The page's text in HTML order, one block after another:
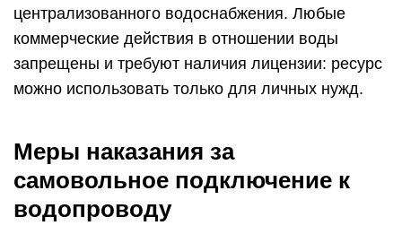
централизованного водоснабжения. Любые
коммерческие действия в отношении воды
запрещены и требуют наличия лицензии: ресурс
можно использовать только для личных нужд.
Меры наказания за
самовольное подключение к
водопроводу